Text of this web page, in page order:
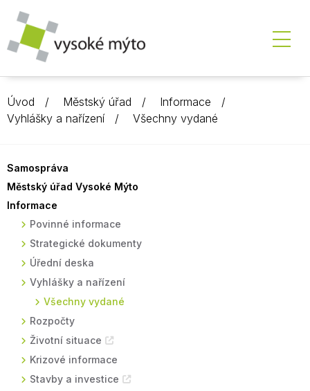
Úvod Městský úřad
Informace
Vyhlášky a nařízení
Všechny vydané
Samospráva
Městský úřad Vysoké Mýto
Informace
Povinné informace
Strategické dokumenty
Úřední deska
Vyhlášky a nařízení
Všechny vydané
Rozpočty
Životní situace
Krizové informace
Stavby a investice